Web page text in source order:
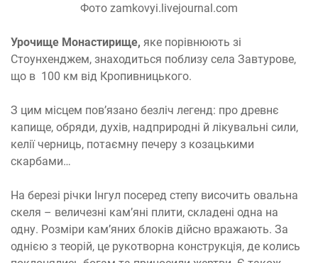
Фото zamkovyi.livejournal.com
Урочище Монастирище, яке порівнюють зі
Стоунхенджем, знаходиться поблизу села Завтурове,
що в 100 км від Кропивницького.
З цим місцем пов’язано безліч легенд: про древнє
капище, обряди, духів, надприродні й лікувальні сили,
келії черниць, потаємну печеру з козацькими
скарбами…
На березі річки Інгул посеред степу височить овальна
скеля – величезні кам’яні плити, складені одна на
одну. Розміри кам’яних блоків дійсно вражають. За
однією з теорій, це рукотворна конструкція, де колись